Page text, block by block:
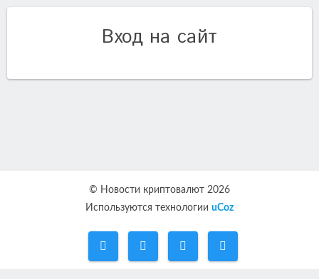
Вход на сайт
© Новости криптовалют 2026
Используются технологии uCoz